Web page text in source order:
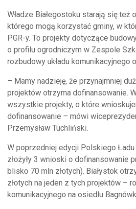
Władze Białegostoku starają się też
którego mogą korzystać gminy, w
PGR-y. To projekty dotyczące
o profilu ogrodniczym w Zespole
rozbudowy układu komunikacyjnego
– Mamy nadzieję, że przynajmniej
projektów otrzyma dofinansowanie.
wszystkie projekty, o które
dofinansowanie – mówi
Przemysław Tuchliński.
W poprzedniej edycji Polskiego Ładu
złożyły 3 wnioski o dofinansowanie
blisko 70 mln złotych). Białystok
złotych na jeden z tych projektów –
komunikacyjnego na osiedlu